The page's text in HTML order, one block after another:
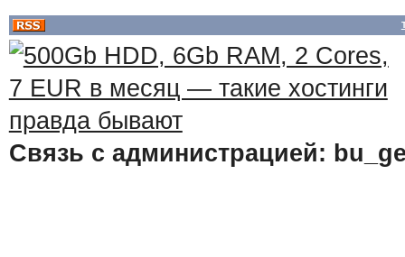
Связь с администрацией: